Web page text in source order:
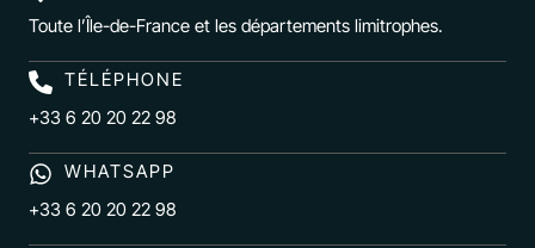
Toute l’Île-de-France et les départements limitrophes.
TÉLÉPHONE
+33 6 20 20 22 98
WHATSAPP
+33 6 20 20 22 98